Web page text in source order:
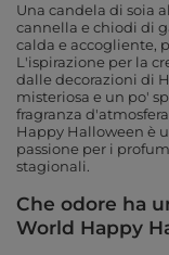
Una candela di soia
cannella e chiodi di
calda e accogliente,
L'ispirazione per la
dalle decorazioni di
misteriosa e un po'
fragranza
Happy Halloween è
passione per i
stagionali.
Che odore ha
World Happy